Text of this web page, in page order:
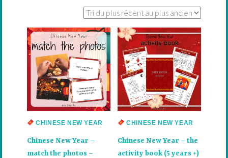
plus
récent
au
plus
ancien
CHINESE NEW YEAR
Chinese New Year –
match the photos –
CHINESE NEW YEAR
Chinese New Year – the
activity book (5 years +)